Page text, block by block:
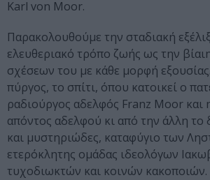
Karl von Moor.
Παρακολουθούμε την σταδιακή
ελευθεριακό τρόπο ζωής ως την
σχέσεων του με κάθε μορφή
πύργος, το σπίτι, όπου κατοικεί ο
ραδιούργος αδελφός Franz Moor και
απόντος αδελφού κι από την άλλη το
και μυστηριώδες, καταφύγιο των
ετερόκλητης ομάδας ιδεολόγων
τυχοδιωκτών και κοινών κακοποιών.